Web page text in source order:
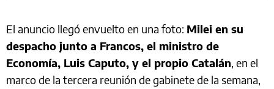
El anuncio llegó envuelto en una foto: Milei en su
despacho junto a Francos, el ministro de
Economía, Luis Caputo, y el propio Catalán, en el
marco de la tercera reunión de gabinete de la semana,